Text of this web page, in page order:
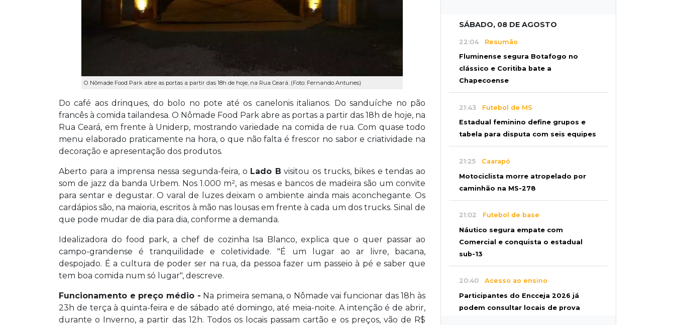
O Nômade Food Park abre as portas a partir das 18h de hoje, na Rua Ceará. (Foto: Fernando Antunes)
Do café aos drinques, do bolo no pote até os canelonis italianos. Do sanduíche no pão
francês à comida tailandesa. O Nômade Food Park abre as portas a partir das 18h de hoje, na
Rua Ceará, em frente à Uniderp, mostrando variedade na comida de rua. Com quase todo
menu elaborado praticamente na hora, o que não falta é frescor no sabor e criatividade na
decoração e apresentação dos produtos.
Aberto para a imprensa nessa segunda-feira, o Lado B visitou os trucks, bikes e tendas ao
som de jazz da banda Urbem. Nos 1.000 m², as mesas e bancos de madeira são um convite
para sentar e degustar. O varal de luzes deixam o ambiente ainda mais aconchegante. Os
cardápios são, na maioria, escritos à mão nas lousas em frente à cada um dos trucks. Sinal de
que pode mudar de dia para dia, conforme a demanda.
Idealizadora do food park, a chef de cozinha Isa Blanco, explica que o quer passar ao
campo-grandense é tranquilidade e coletividade. "É um lugar ao ar livre, bacana,
despojado. É a cultura de poder ser na rua, da pessoa fazer um passeio à pé e saber que
tem boa comida num só lugar", descreve.
Funcionamento e preço médio - Na primeira semana, o Nômade vai funcionar das 18h às
23h de terça à quinta-feira e de sábado até domingo, até meia-noite. A intenção é de abrir,
durante o Inverno, a partir das 12h. Todos os locais passam cartão e os preços, vão de R$
SÁBADO, 08 DE AGOSTO
22:04 Resumão
Fluminense segura Botafogo no
clássico e Coritiba bate a
Chapecoense
21:43 Futebol de MS
Estadual feminino define grupos e
tabela para disputa com seis equipes
21:25 Caarapó
Motociclista morre atropelado por
caminhão na MS-278
21:02 Futebol de base
Náutico segura empate com
Comercial e conquista o estadual
sub-13
20:40 Acesso ao ensino
Participantes do Encceja 2026 já
podem consultar locais de prova